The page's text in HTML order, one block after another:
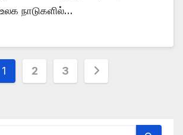
நாடுகளில்…
1 2 3